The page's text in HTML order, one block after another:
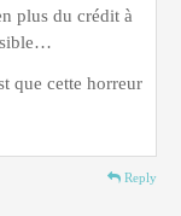
plus du crédit à
que cette horreur
Reply